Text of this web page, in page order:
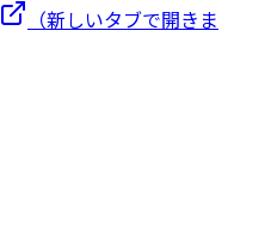
（新しいタブで開きま